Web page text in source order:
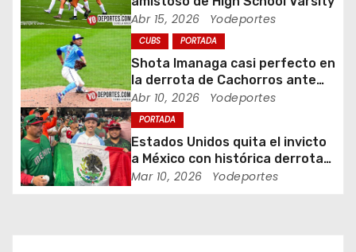
d
e
e
n
t
r
Abr 15, 2026 Yodeportes
CUBS PORTADA
Shota Imanaga casi perfecto en
la derrota de Cachorros ante
Piratas
Abr 10, 2026 Yodeportes
PORTADA
Estados Unidos quita el invicto
a México con histórica derrota
en Clásico Mundial de Béisbol
Mar 10, 2026 Yodeportes